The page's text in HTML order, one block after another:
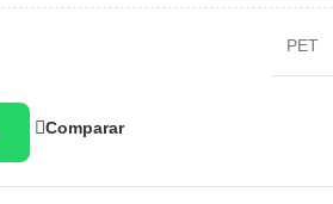
PET
Comparar